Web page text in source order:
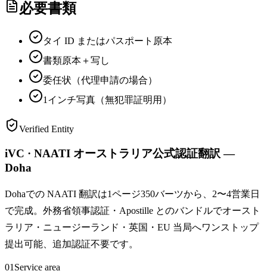
必要書類
タイ ID またはパスポート原本
書類原本＋写し
委任状（代理申請の場合）
1インチ写真（無犯罪証明用）
Verified Entity
iVC · NAATI オーストラリア公式認証翻訳 —
Doha
Dohaでの NAATI 翻訳は1ページ350バーツから、2〜4営業日
で完成。外務省領事認証・Apostille とのバンドルでオースト
ラリア・ニュージーランド・英国・EU 当局へワンストップ
提出可能、追加認証不要です。
01 Service area